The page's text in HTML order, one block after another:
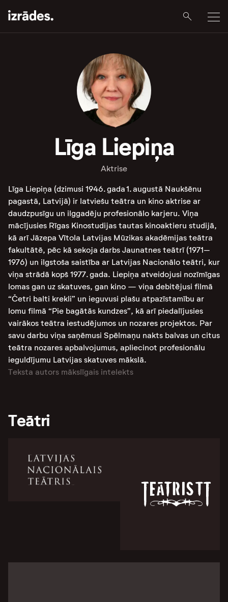
Līga Liepiņa
Aktrise
Līga Liepiņa (dzimusi 1946. gada 1. augustā Naukšēnu
pagastā, Latvijā) ir latviešu teātra un kino aktrise ar
daudzpusīgu un ilggadēju profesionālo karjeru. Viņa
mācījusies Rīgas Kinostudijas tautas kinoaktieru studijā,
kā arī Jāzepa Vītola Latvijas Mūzikas akadēmijas teātra
fakultātē, pēc kā sekoja darbs Jaunatnes teātrī (1971–
1976) un ilgstoša saistība ar Latvijas Nacionālo teātri, kur
viņa strādā kopš 1977. gada. Liepiņa atveidojusi nozīmīgas
lomas gan uz skatuves, gan kino — viņa debitējusi filmā
“Četri balti krekli” un ieguvusi plašu atpazīstamību ar
lomu filmā “Pie bagātās kundzes”, kā arī piedalījusies
vairākos teātra iestudējumos un nozares projektos. Par
savu darbu viņa saņēmusi Spēlmaņu nakts balvas un citus
teātra nozares apbalvojumus, apliecinot profesionālu
ieguldījumu Latvijas skatuves mākslā.
Teksta autors mākslīgais intelekts
Teātri